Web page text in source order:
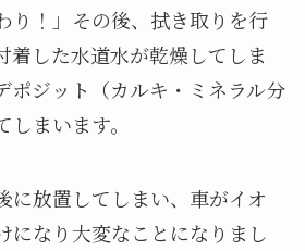
り！」その後、拭き取りを行
着した水道水が乾燥してしま
ポジット（カルキ・ミネラル分
まいます。
に放置してしまい、車がイオ
になり大変なことになりまし